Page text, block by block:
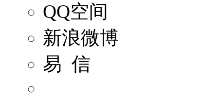
QQ空间
新浪微博
易 信